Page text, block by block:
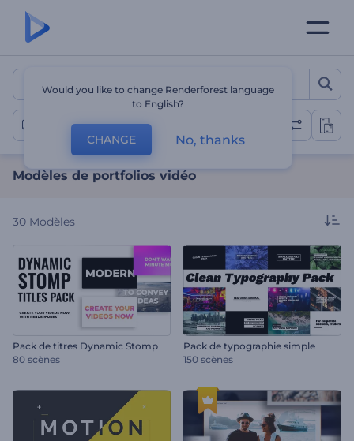
Modèles de portfolios
Portfolios vidéo
Modèles de portfolios vidéo
30 Modèles
Pack de titres Dynamic Stomp
80 scènes
Pack de typographie simple
150 scènes
Would you like to change Renderforest language
to English?
CHANGE No, thanks